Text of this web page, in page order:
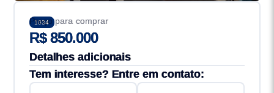
1034
Preço para comprar
R$ 850.000
Detalhes adicionais
Tem interesse? Entre em contato: